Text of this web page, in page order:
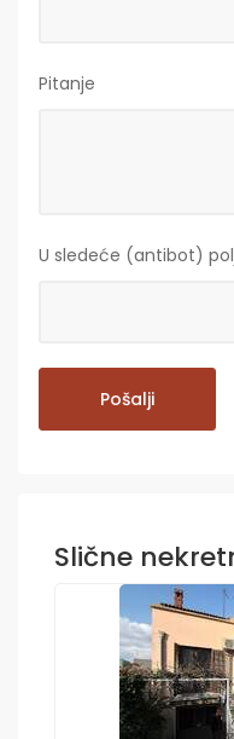
Pitanje
U sledeće (antibot)
Slične